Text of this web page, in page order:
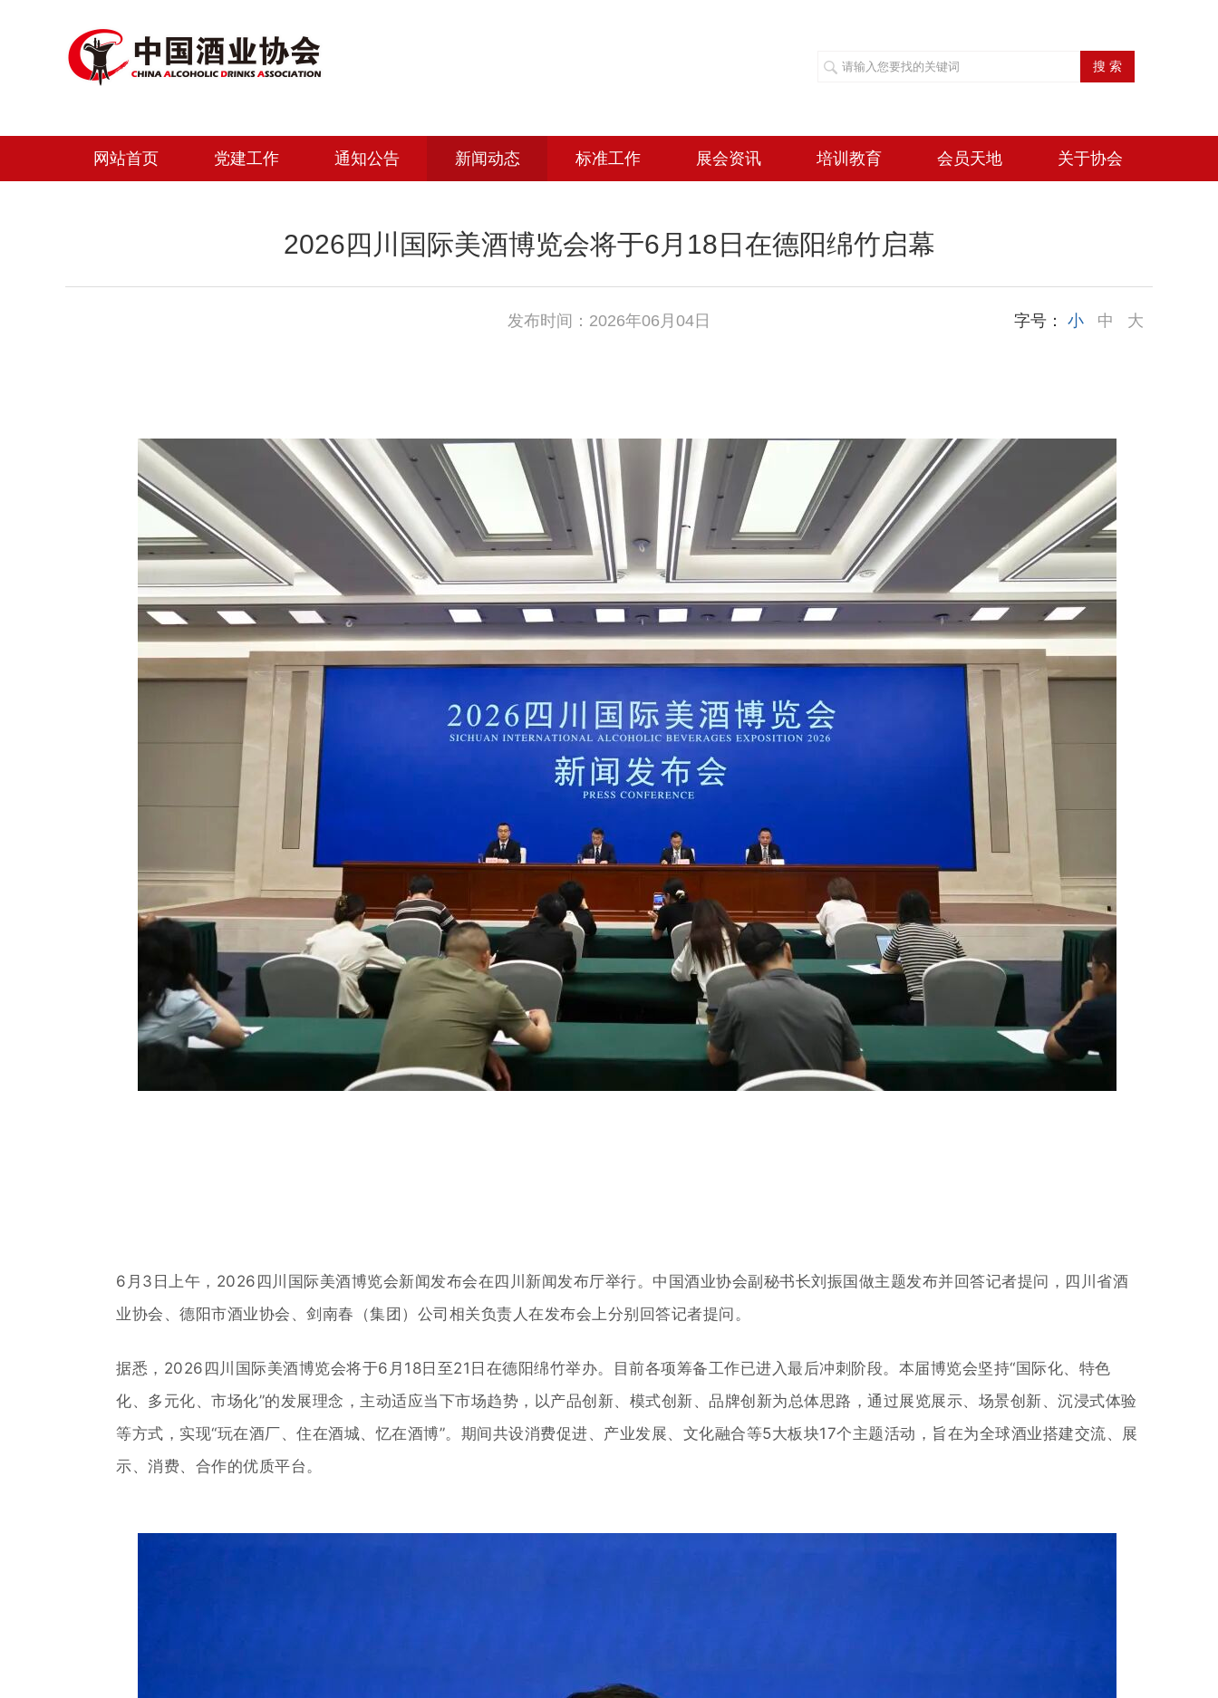
搜 索
网站首页 党建工作 通知公告 新闻动态 标准工作 展会资讯 培训教育 会员天地 关于协会
2026四川国际美酒博览会将于6月18日在德阳绵竹启幕
发布时间：2026年06月04日 字号： 小 中 大
6月3日上午，2026四川国际美酒博览会新闻发布会在四川新闻发布厅举行。中国酒业协会副秘书长刘振国做主题发布并回答记者提问， 四川省酒
业协会、 德阳市酒业协会、剑南春（集团）公司相关负责人在发布会上分别回答记者提问。
据悉， 2026四川国际美酒博览会将于6月18日至21日在德阳绵竹举办。目前各项筹备工作已进入最后冲刺阶段。本届博览会坚持“国际化、特色
化、多元化、市场化”的发展理念，主动适应当下市场趋势 ，以产品创新、模式创新、品牌创新为总体思路，通过展览展示、场景创新、沉浸式体验
等方式，实现“玩在酒厂、住在酒城、忆在酒博”。期间共设消费促进、产业发展、文化融合等5大板块17个主题活动，旨在为全球酒业搭建交流、展
示、消费、合作的优质平台。